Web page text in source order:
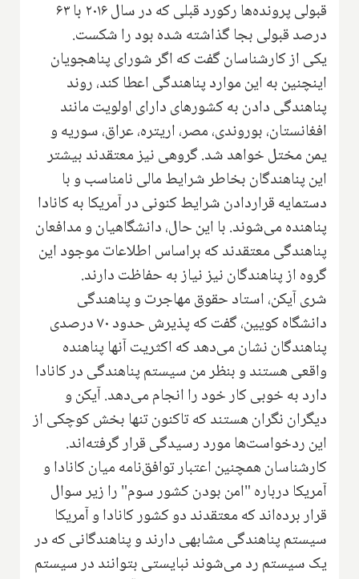
قبولی پرونده‌ها رکورد قبلی که در سال ۲۰۱۶ با ۶۳
درصد قبولی بجا گذاشته شده بود را شکست.
یکی از کارشناسان گفت که اگر شورای پناهجویان
اینچنین به این موارد پناهندگی اعطا کند، روند
پناهندگی دادن به کشورهای دارای اولویت مانند
افغانستان، بوروندی، مصر، اریتره، عراق، سوریه و
یمن مختل خواهد شد. گروهی نیز معتقدند بیشتر
این پناهندگان بخاطر شرایط مالی نامناسب و با
دستمایه قراردادن شرایط کنونی در آمریکا به کانادا
پناهنده می‌شوند. با این حال، دانشگاهیان و مدافعان
پناهندگی معتقدند که براساس اطلاعات موجود این
گروه از پناهندگان نیز نیاز به حفاظت دارند.
شری آیکن، استاد حقوق مهاجرت و پناهندگی
دانشگاه کویین، گفت که پذیرش حدود ۷۰ درصدی
پناهندگان نشان می‌دهد که اکثریت آنها پناهنده
واقعی هستند و بنظر من سیستم پناهندگی در کانادا
دارد به خوبی کار خود را انجام می‌دهد. آیکن و
دیگران نگران هستند که تاکنون تنها بخش کوچکی از
این ردخواست‌ها مورد رسیدگی قرار گرفته‌اند.
کارشناسان همچنین اعتبار توافق‌نامه میان کانادا و
آمریکا درباره "امن بودن کشور سوم" را زیر سوال
قرار برده‌اند که معتقدند دو کشور کانادا و آمریکا
سیستم پناهندگی مشابهی دارند و پناهندگانی که در
یک سیستم رد می‌شوند نبایستی بتوانند در سیستم